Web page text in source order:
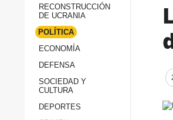
TODAS LAS
RECONSTRUCCIÓN
DE UCRANIA
POLÍTICA
ECONOMÍA
DEFENSA
SOCIEDAD Y
CULTURA
DEPORTES